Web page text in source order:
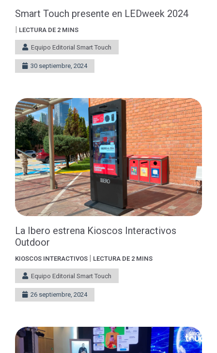
Smart Touch presente en LEDweek 2024
| LECTURA DE 2 MINS
Equipo Editorial Smart Touch
30 septiembre, 2024
La Ibero estrena Kioscos Interactivos
Outdoor
KIOSCOS INTERACTIVOS | LECTURA DE 2 MINS
Equipo Editorial Smart Touch
26 septiembre, 2024